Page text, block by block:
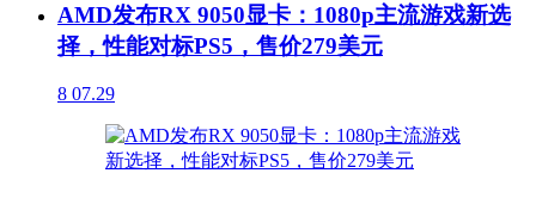
AMD发布RX 9050显卡：1080p主流游戏新选
择，性能对标PS5，售价279美元
8 07.29